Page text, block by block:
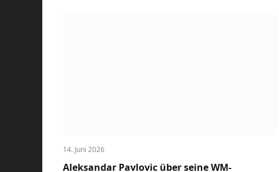
14. Juni 2026
Aleksandar Pavlovic über seine WM-